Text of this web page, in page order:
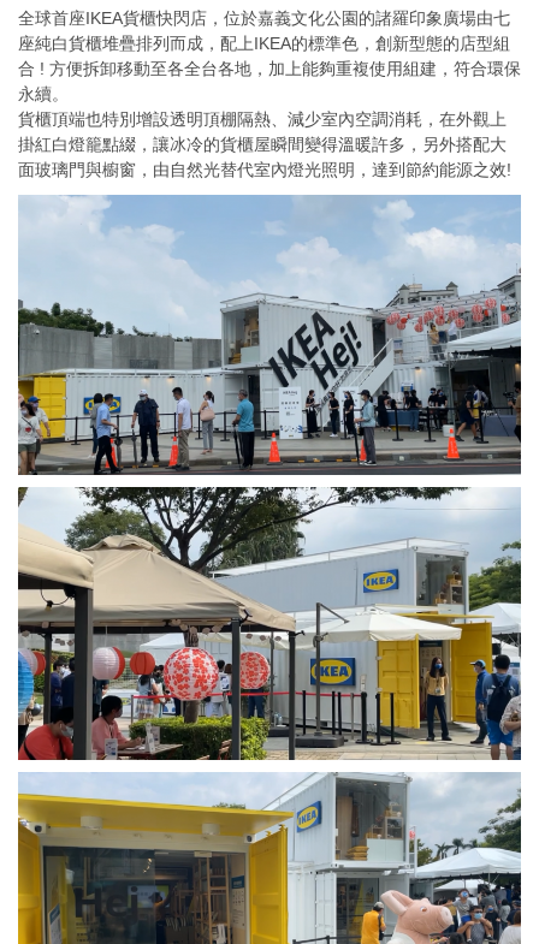
全球首座IKEA貨櫃快閃店，位於嘉義文化公園的諸羅印象廣場由七
座純白貨櫃堆疊排列而成，配上IKEA的標準色，創新型態的店型組
合 ! 方便拆卸移動至各全台各地，加上能夠重複使用組建，符合環保
永續。
貨櫃頂端也特別增設透明頂棚隔熱、減少室內空調消耗，在外觀上
掛紅白燈籠點綴，讓冰冷的貨櫃屋瞬間變得溫暖許多，另外搭配大
面玻璃門與櫥窗，由自然光替代室內燈光照明，達到節約能源之效!